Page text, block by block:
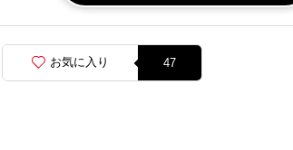
お気に入り 47